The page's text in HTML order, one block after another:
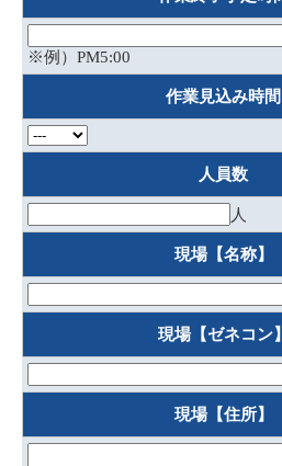
※例）PM5:00
作業見込み時間
人員数
人
現場【名称】
現場【ゼネコン】
現場【住所】